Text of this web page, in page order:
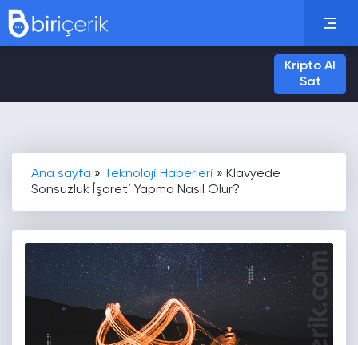
Kripto Al
Sat
Ana sayfa » Teknoloji Haberleri » Klavyede
Sonsuzluk İşareti Yapma Nasıl Olur?